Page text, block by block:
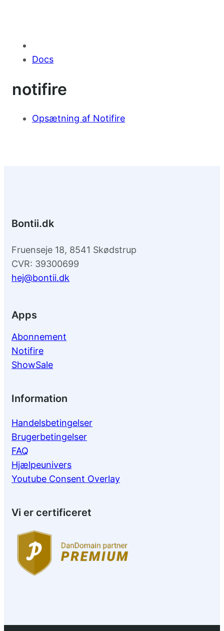
Docs
notifire
Opsætning af Notifire
Bontii.dk
Fruenseje 18, 8541 Skødstrup
CVR: 39300699
hej@bontii.dk
Apps
Abonnement
Notifire
ShowSale
Information
Handelsbetingelser
Brugerbetingelser
FAQ
Hjælpeunivers
Youtube Consent Overlay
Vi er certificeret